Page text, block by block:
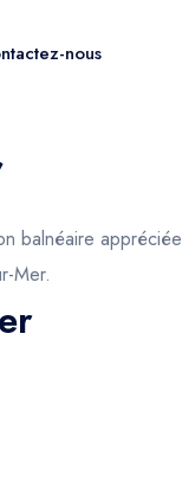
nous
balnéaire appréciée
Mer.